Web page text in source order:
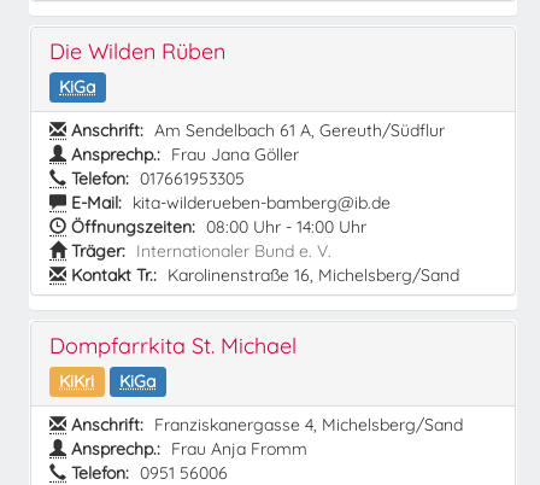
Die Wilden Rüben
KiGa
Anschrift: Am Sendelbach 61 A, Gereuth/Südflur
Ansprechp.: Frau Jana Göller
Telefon: 017661953305
E-Mail: kita-wilderueben-bamberg@ib.de
Öffnungszeiten: 08:00 Uhr - 14:00 Uhr
Träger: Internationaler Bund e. V.
Kontakt Tr.: Karolinenstraße 16, Michelsberg/Sand
Dompfarrkita St. Michael
KiKri
KiGa
Anschrift: Franziskanergasse 4, Michelsberg/Sand
Ansprechp.: Frau Anja Fromm
Telefon: 0951 56006